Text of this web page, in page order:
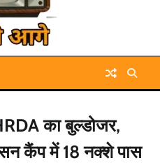
का बुल्डोजर,
कैंप में 18 नक्शे पास